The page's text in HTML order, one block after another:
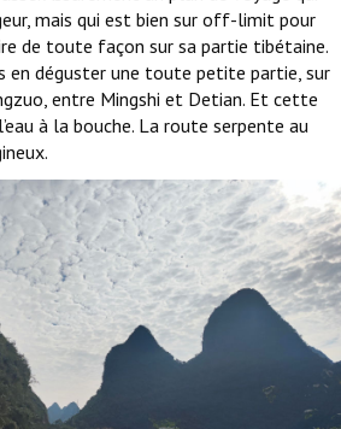
mais qui est bien sur off-limit pour
de toute façon sur sa partie tibétaine.
en déguster une toute petite partie, sur
entre Mingshi et Detian. Et cette
à la bouche. La route serpente au